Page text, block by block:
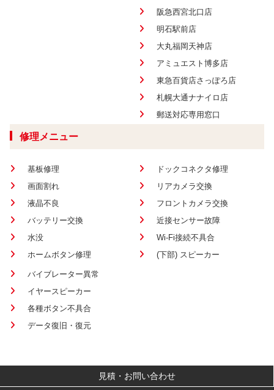
阪急西宮北口店
明石駅前店
大丸福岡天神店
アミュエスト博多店
東急百貨店さっぽろ店
札幌大通ナナイロ店
郵送対応専用窓口
修理メニュー
基板修理
画面割れ
液晶不良
バッテリー交換
水没
ホームボタン修理
ドックコネクタ修理
リアカメラ交換
フロントカメラ交換
近接センサー故障
Wi-Fi接続不具合
(下部) スピーカー
バイブレーター異常
イヤースピーカー
各種ボタン不具合
データ復旧・復元
見積・お問い合わせ